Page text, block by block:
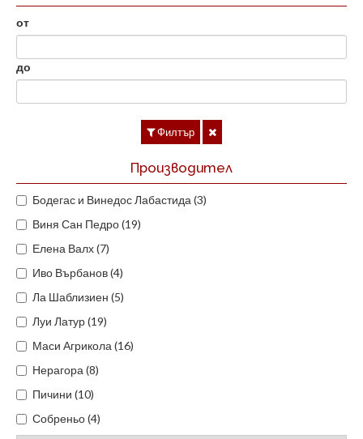
от
до
Филтър
Производител
Бодегас и Винедос Лабастида (3)
Виня Сан Педро (19)
Елена Валх (7)
Иво Върбанов (4)
Ла Шаблизиен (5)
Луи Латур (19)
Маси Агрикола (16)
Нерагора (8)
Пичини (10)
Собреньо (4)